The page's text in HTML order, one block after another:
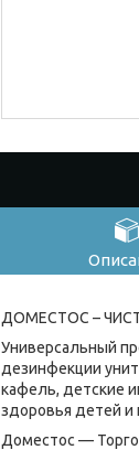
ДОМЕСТОС –
Универсальный
дезинфекции
кафель, детские
здоровья детей
Доместос —